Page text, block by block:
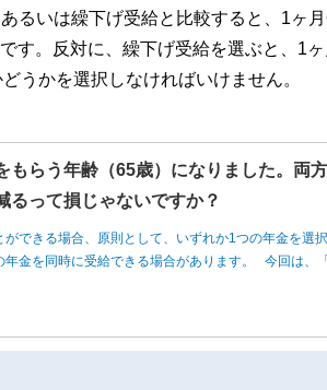
るいは繰下げ受給と比較すると、1ヶ
す。反対に、繰下げ受給を選ぶと、1
うかを選択しなければいけません。
らう年齢（65歳）になりました。両
るって損じゃないですか？
できる場合、原則として、いずれか1つの年金を選
金を同時に受給できる場合があります。 今回は、